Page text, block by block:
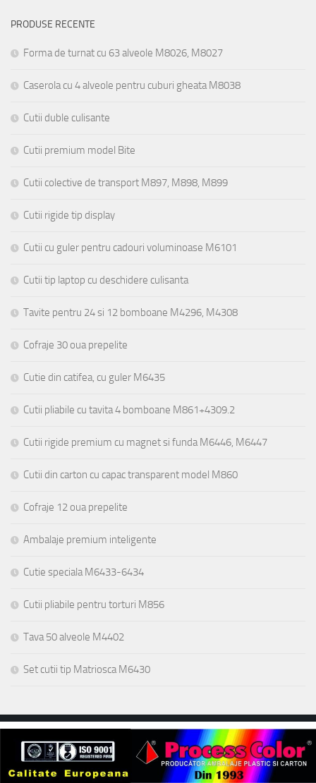
PRODUSE RECENTE
Forma de turnat cu 63 alveole M8026, M8027
Caserola cu 4 alveole pentru cuburi gheata M8038
Cutii duble culisante
Cutii premium model Bite
Cutii colective de transport M897, M898, M899
Cutii rigide tip display
Cutii cu guler pentru cadouri voluminoase M6101
Cutii tip laptop cu deschidere culisanta
Tavite pentru 24 si 12 bomboane M4296, M4308
Cofraje 30 oua prepelite
Cutie din catifea, cu guler M6435
Cutii pliabile cu tavita 4 bomboane M861+4309.2
Cutii rigide premium cu magnet si funda M6446, M6447
Cutii din carton cu capac transparent model M860
Cofraje 12 oua prepelite
Ambalaje premium inteligente
Cutie speciala M6433-6434
Cutii pliabile pentru torturi M856
Tava 50 alveole M4402
Set cutii tip Matriosca M6430